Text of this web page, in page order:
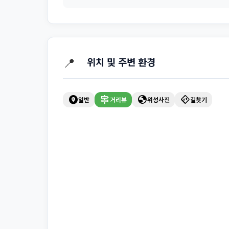
📍 위치 및 주변 환경
explore_nearby일반 signpost거리뷰 globe위성사진 directions길찾기